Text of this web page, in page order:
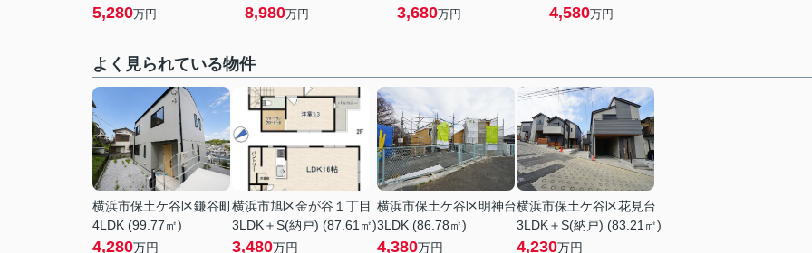
5,280万円 8,980万円 3,680万円 4,580万円
よく見られている物件
横浜市保土ケ谷区鎌谷町
4LDK (99.77㎡)
4,280万円
横浜市旭区金が谷１丁目
3LDK＋S(納戸) (87.61㎡)
3,480万円
横浜市保土ケ谷区明神台
3LDK (86.78㎡)
4,380万円
横浜市保土ケ谷区花見台
3LDK＋S(納戸) (83.21㎡)
4,230万円